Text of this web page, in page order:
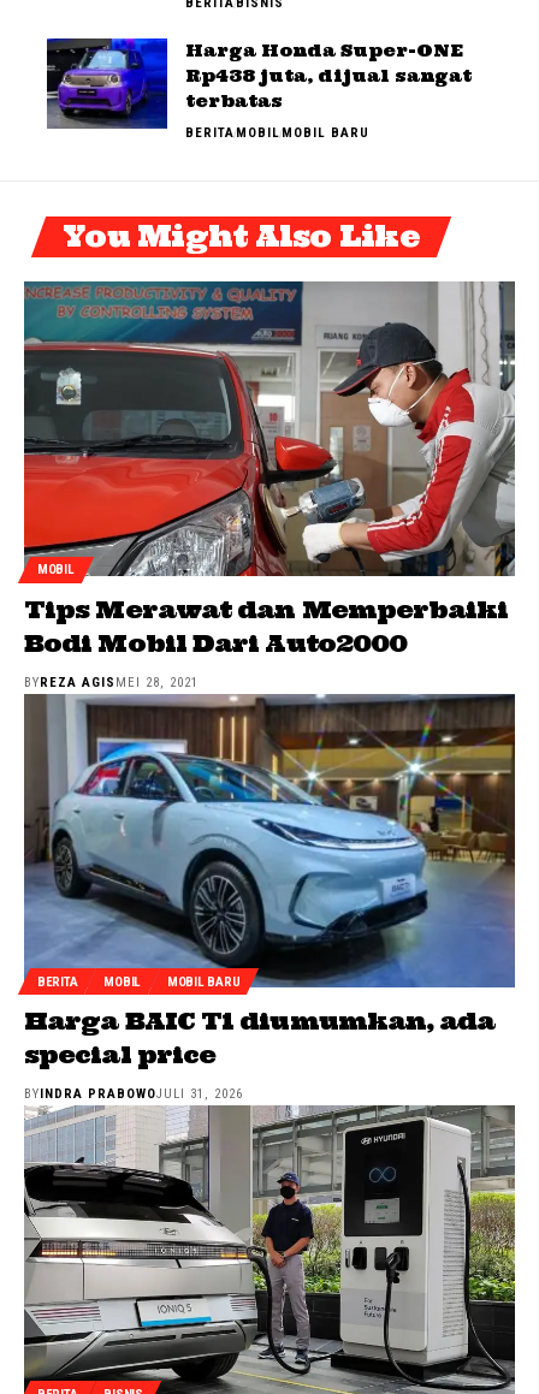
Harga Honda Super-ONE
Rp438 juta, dijual sangat
terbatas
BERITAMOBILMOBIL BARU
You Might Also Like
MOBIL
Tips Merawat dan Memperbaiki
Bodi Mobil Dari Auto2000
BYREZA AGIS MEI 28, 2021
BERITA MOBIL MOBIL BARU
Harga BAIC T1 diumumkan, ada
special price
BY INDRA PRABOWOJULI 31, 2026